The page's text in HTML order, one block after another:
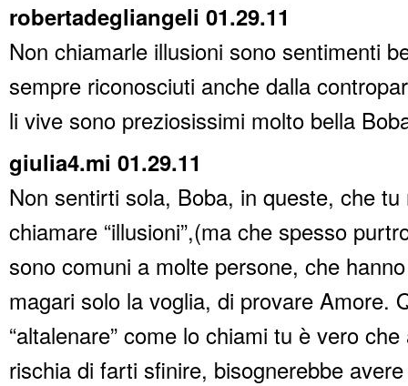
robertadegliangeli 01.29.11
Non chiamarle illusioni sono sentimenti
sempre riconosciuti anche dalla
li vive sono preziosissimi molto bella
giulia4.mi 01.29.11
Non sentirti sola, Boba, in queste, che tu
chiamare “illusioni”,(ma che spesso
sono comuni a molte persone, che
magari solo la voglia, di provare Amore.
“altalenare” come lo chiami tu è vero
rischia di farti sfinire, bisognerebbe